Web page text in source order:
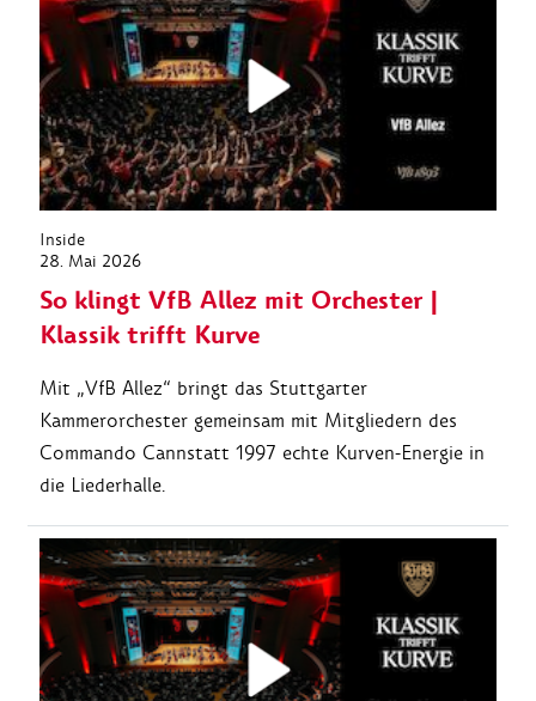
Inside
28. Mai 2026
So klingt VfB Allez mit Orchester |
Klassik trifft Kurve
Mit „VfB Allez“ bringt das Stuttgarter
Kammerorchester gemeinsam mit Mitgliedern des
Commando Cannstatt 1997 echte Kurven-Energie in
die Liederhalle.